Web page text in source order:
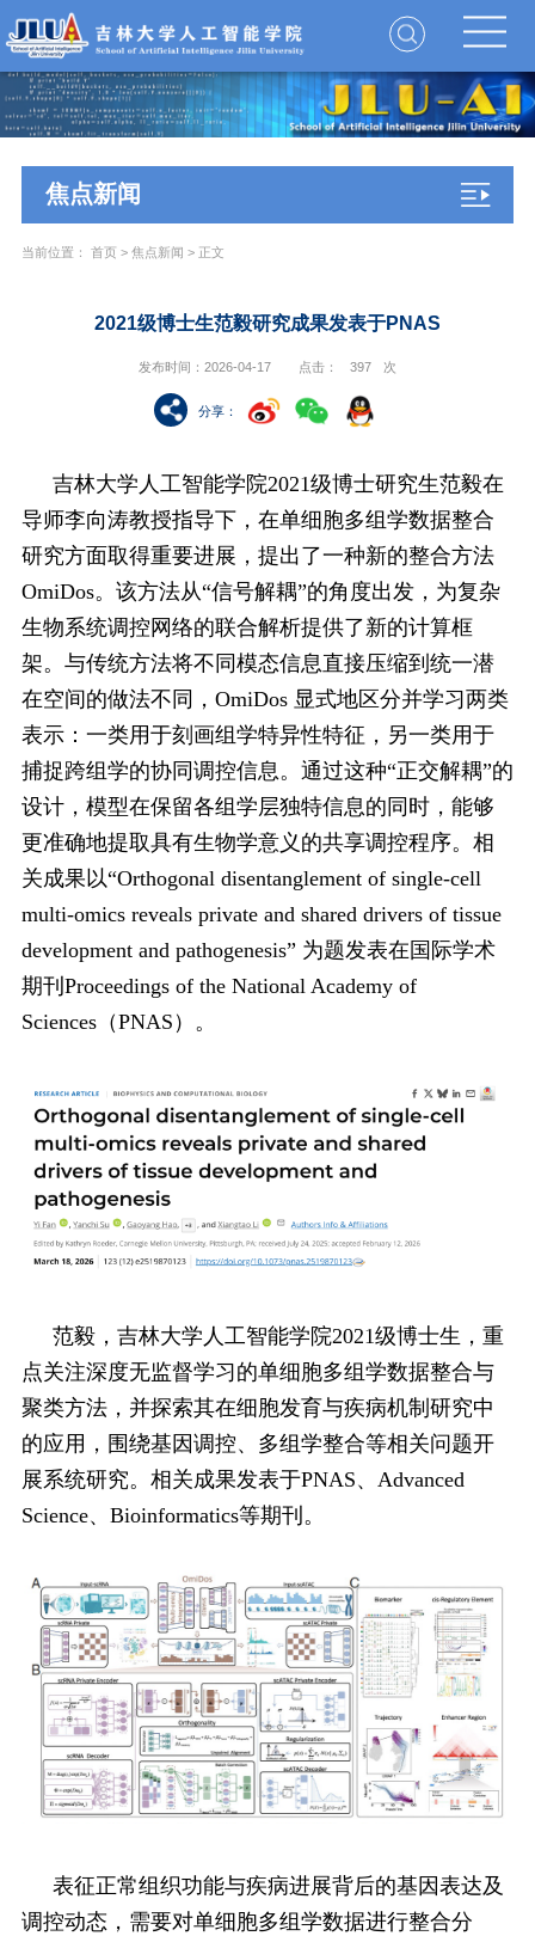
焦点新闻
当前位置： 首页 > 焦点新闻 > 正文
2021级博士生范毅研究成果发表于PNAS
发布时间：2026-04-17 点击： 397 次
分享：
吉林大学人工智能学院2021级博士研究生范毅在
导师李向涛教授指导下，在单细胞多组学数据整合
研究方面取得重要进展，提出了一种新的整合方法
OmiDos。该方法从“信号解耦”的角度出发，为复杂
生物系统调控网络的联合解析提供了新的计算框
架。与传统方法将不同模态信息直接压缩到统一潜
在空间的做法不同，OmiDos 显式地区分并学习两类
表示：一类用于刻画组学特异性特征，另一类用于
捕捉跨组学的协同调控信息。通过这种“正交解耦”的
设计，模型在保留各组学层独特信息的同时，能够
更准确地提取具有生物学意义的共享调控程序。相
关成果以“Orthogonal disentanglement of single-cell
multi-omics reveals private and shared drivers of tissue
development and pathogenesis” 为题发表在国际学术
期刊Proceedings of the National Academy of
Sciences（PNAS）。
范毅，吉林大学人工智能学院2021级博士生，重
点关注深度无监督学习的单细胞多组学数据整合与
聚类方法，并探索其在细胞发育与疾病机制研究中
的应用，围绕基因调控、多组学整合等相关问题开
展系统研究。相关成果发表于PNAS、Advanced
Science、Bioinformatics等期刊。
表征正常组织功能与疾病进展背后的基因表达及
调控动态，需要对单细胞多组学数据进行整合分